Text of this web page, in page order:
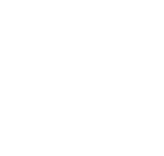
/ pro Paket)